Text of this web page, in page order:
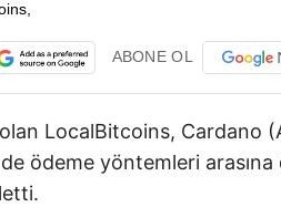
ABONE OL
LocalBitcoins, Cardano
ödeme yöntemleri arasına